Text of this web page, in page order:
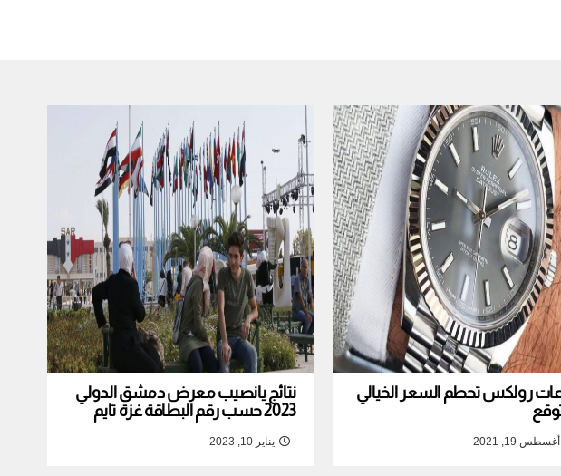
رولكس تحطم السعر الخيالي
أغسطس 19, 2021
نتائج يانصيب معرض دمشق الدولي
2023 حسب رقم البطاقة غزة تايم
يناير 10, 2023